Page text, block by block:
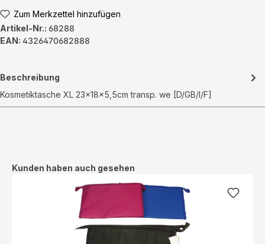
Zum Merkzettel hinzufügen
Artikel-Nr.: 68288
EAN: 4326470682888
Beschreibung
Kosmetiktasche XL 23x18x5,5cm transp. we [D/GB/I/F]
Produktgalerie überspringen
Kunden haben auch gesehen